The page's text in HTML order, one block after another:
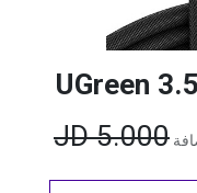
UGreen
5.000
JD